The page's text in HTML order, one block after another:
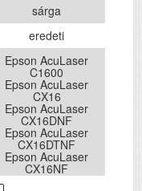
sárga
eredeti
Epson AcuLaser
C1600
Epson AcuLaser
CX16
Epson AcuLaser
CX16DNF
Epson AcuLaser
CX16DTNF
Epson AcuLaser
CX16NF